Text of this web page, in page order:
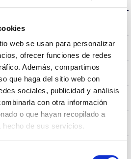
web se usan para personalizar
ofrecer funciones de redes
Además, compartimos
que haga del sitio web con
sociales, publicidad y análisis
con otra información
o que hayan recopilado a
hecho de sus servicios.
0,151m2
5Kg
525x255x105mm
Crosier Mount